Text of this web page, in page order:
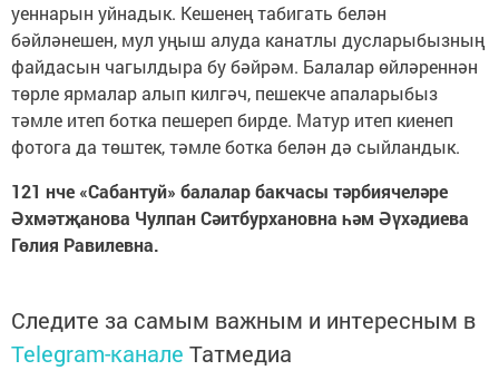
уеннарын уйнадык. Кешенең табигать белән
бәйләнешен, мул уңыш алуда канатлы дусларыбызның
файдасын чагылдыра бу бәйрәм. Балалар өйләреннән
төрле ярмалар алып килгәч, пешекче апаларыбыз
тәмле итеп ботка пешереп бирде. Матур итеп киенеп
фотога да төштек, тәмле ботка белән дә сыйландык.
121 нче «Сабантуй» балалар бакчасы тәрбиячеләре
Әхмәтҗанова Чулпан Сәитбурхановна һәм Әүхәдиева
Гөлия Равилевна.
Следите за самым важным и интересным в
Telegram-канале Татмедиа